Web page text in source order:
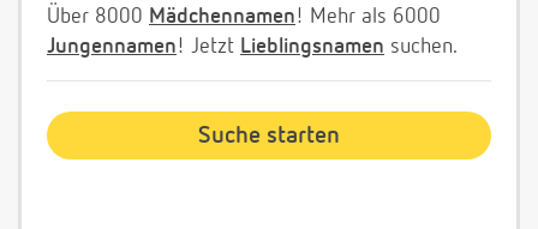
Über 8000 Mädchennamen! Mehr als 6000
Jungennamen! Jetzt Lieblingsnamen suchen.